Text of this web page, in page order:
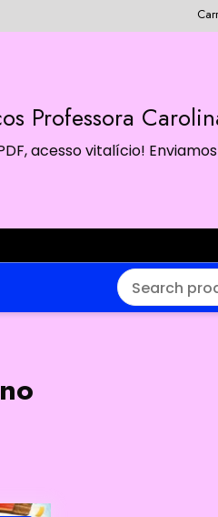
Professora
acesso vitalício!